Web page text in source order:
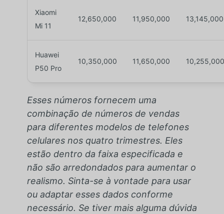
Xiaomi
Mi 11
12,650,000 11,950,000 13,145,000
Huawei
P50 Pro
10,350,000 11,650,000 10,255,000
Esses números fornecem uma
combinação de números de vendas
para diferentes modelos de telefones
celulares nos quatro trimestres. Eles
estão dentro da faixa especificada e
não são arredondados para aumentar o
realismo. Sinta-se à vontade para usar
ou adaptar esses dados conforme
necessário. Se tiver mais alguma dúvida